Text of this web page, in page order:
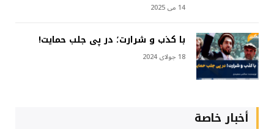
14 می 2025
با کذب و شرارت؛ در پی جلب حمایت!
18 جولای 2024
أخبار خاصة